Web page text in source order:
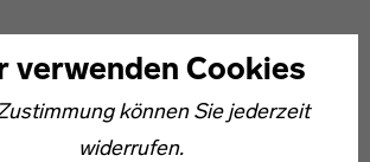
verwenden Cookies
können Sie jederzeit
widerrufen.